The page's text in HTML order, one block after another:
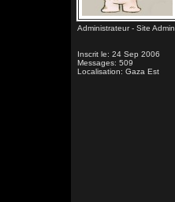
Administrateur - Site Admin
Inscrit le: 24 Sep 2006
Messages: 509
Localisation: Gaza Est